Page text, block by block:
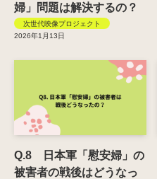
婦」問題は解決するの？
次世代映像プロジェクト
2026年1月13日
Q.8 日本軍「慰安婦」の
被害者の戦後はどうなっ